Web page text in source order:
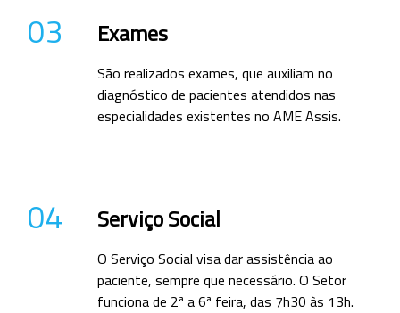
03 Exames
São realizados exames, que auxiliam no
diagnóstico de pacientes atendidos nas
especialidades existentes no AME Assis.
04 Serviço Social
O Serviço Social visa dar assistência ao
paciente, sempre que necessário. O Setor
funciona de 2ª a 6ª feira, das 7h30 às 13h.